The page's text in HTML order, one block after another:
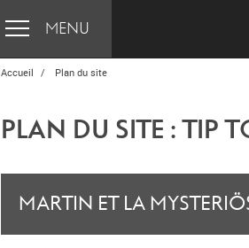
MENU
Accueil Plan du site
PLAN DU SITE : TIP
MARTIN ET LA